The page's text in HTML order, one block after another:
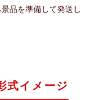
品を準備して発送し
式イメージ